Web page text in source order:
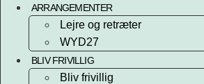
ARRANGEMENTER
Lejre og retræter
WYD27
BLIV FRIVILLIG
Bliv frivillig